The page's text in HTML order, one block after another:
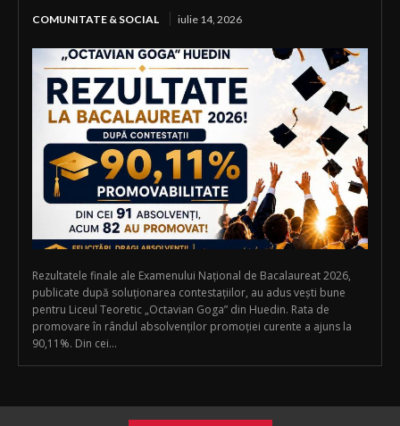
COMUNITATE & SOCIAL iulie 14, 2026
Rezultatele finale ale Examenului Național de Bacalaureat 2026,
publicate după soluționarea contestațiilor, au adus vești bune
pentru Liceul Teoretic „Octavian Goga” din Huedin. Rata de
promovare în rândul absolvenților promoției curente a ajuns la
90,11%. Din cei...